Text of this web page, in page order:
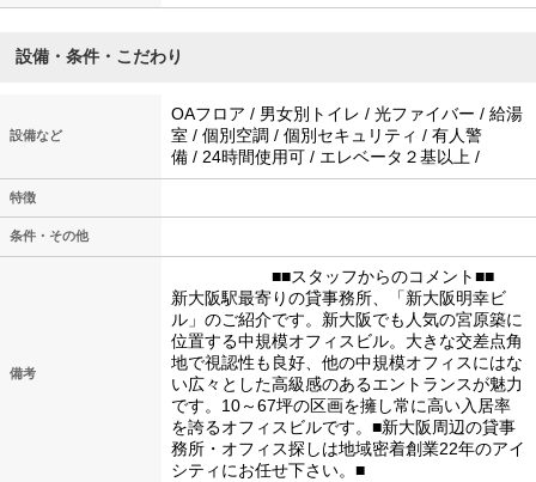
設備・条件・こだわり
設備など
OAフロア / 男女別トイレ / 光ファイバー / 給湯
室 / 個別空調 / 個別セキュリティ / 有人警
備 / 24時間使用可 / エレベータ２基以上 /
特徴
条件・その他
備考
■■スタッフからのコメント■■
新大阪駅最寄りの貸事務所、「新大阪明幸ビ
ル」のご紹介です。新大阪でも人気の宮原築に
位置する中規模オフィスビル。大きな交差点角
地で視認性も良好、他の中規模オフィスにはな
い広々とした高級感のあるエントランスが魅力
です。10～67坪の区画を擁し常に高い入居率
を誇るオフィスビルです。■新大阪周辺の貸事
務所・オフィス探しは地域密着創業22年のアイ
シティにお任せ下さい。■